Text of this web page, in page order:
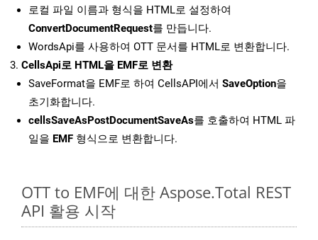
로컬 파일 이름과 형식을 HTML로 설정하여
ConvertDocumentRequest를 만듭니다.
WordsApi를 사용하여 OTT 문서를 HTML로 변환합니다.
CellsApi로 HTML을 EMF로 변환
SaveFormat을 EMF로 하여 CellsAPI에서 SaveOption을
초기화합니다.
cellsSaveAsPostDocumentSaveAs를 호출하여 HTML 파
일을 EMF 형식으로 변환합니다.
OTT to EMF에 대한 Aspose.Total REST
API 활용 시작